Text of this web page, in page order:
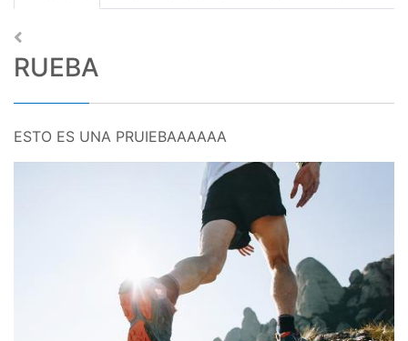
RUEBA
ESTO ES UNA PRUIEBAAAAAA